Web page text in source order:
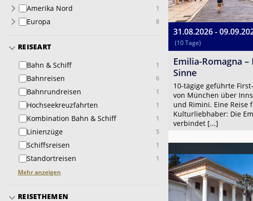
Amerika Nord 1
Europa 8
REISEART
Bahn & Schiff
1
Bahnreisen 6
Bahnrundreisen 1
Hochseekreuzfahrten 1
Kombination Bahn & Schiff 1
Linienzüge 5
Schiffsreisen 1
Standortreisen
1
Mehr anzeigen
REISETHEMEN
31.08.2026 -
(10 Tage)
Emilia-Romagna
Sinne
10-tägige geführte
von München über
und Rimini. Eine Reise
Kulturliebhaber: Die
verbindet [...]